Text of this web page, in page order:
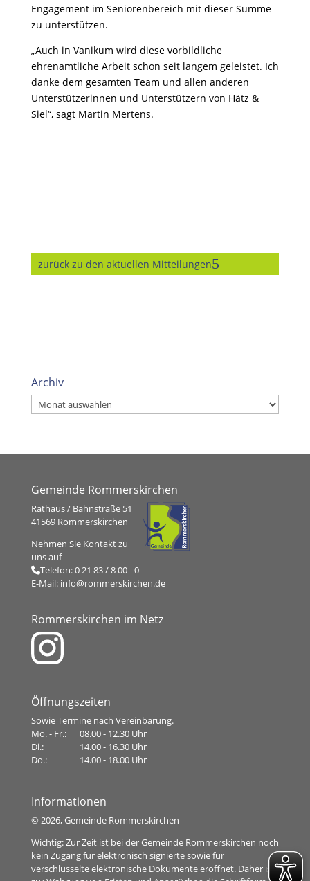
Engagement im Seniorenbereich mit dieser Summe
zu unterstützen.
„Auch in Vanikum wird diese vorbildliche
ehrenamtliche Arbeit schon seit langem geleistet. Ich
danke dem gesamten Team und allen anderen
Unterstützerinnen und Unterstützern von Hätz &
Siel“, sagt Martin Mertens.
zurück zu den aktuellen Mitteilungen
Archiv
Archiv
Gemeinde Rommerskirchen
Rathaus / Bahnstraße 51
41569 Rommerskirchen
Nehmen Sie Kontakt zu
uns auf
Telefon:0 21 83 / 8 00 - 0
E-Mail: info@rommerskirchen.de
Rommerskirchen im Netz
Öffnungszeiten
Sowie Termine nach Vereinbarung.
Mo. - Fr.:
08.00 - 12.30 Uhr
Di.:
14.00 - 16.30 Uhr
Do.:
14.00 - 18.00 Uhr
Informationen
© 2026, Gemeinde Rommerskirchen
Wichtig: Zur Zeit ist bei der Gemeinde Rommerskirchen noch
kein Zugang für elektronisch signierte sowie für
verschlüsselte elektronische Dokumente eröffnet. Daher ist